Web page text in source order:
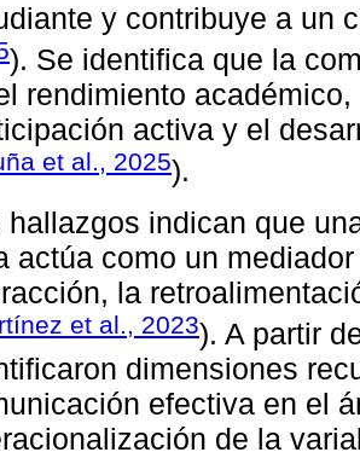
y contribuye a un
). Se identifica que la
rendimiento
activa y el
et al., 2025).
hallazgos indican que
actúa como un
la
et al., 2023). A partir
dimensiones
efectiva en el
de la